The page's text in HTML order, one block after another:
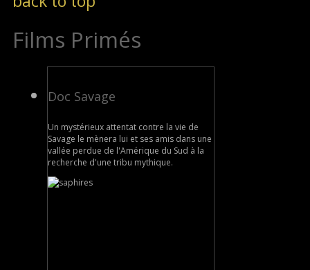
Films Primés
Doc Savage
Un mystérieux attentat contre la vie de
Savage le mènera lui et ses amis dans une
vallée perdue de l'Amérique du Sud à la
recherche d'une tribu mythique.